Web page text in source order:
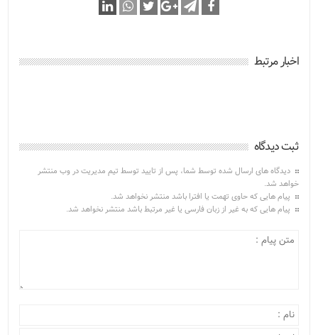
اخبار مرتبط
ثبت دیدگاه
دیدگاه های ارسال شده توسط شما، پس از تایید توسط تیم مدیریت در وب منتشر
خواهد شد.
پیام هایی که حاوی تهمت یا افترا باشد منتشر نخواهد شد.
پیام هایی که به غیر از زبان فارسی یا غیر مرتبط باشد منتشر نخواهد شد.